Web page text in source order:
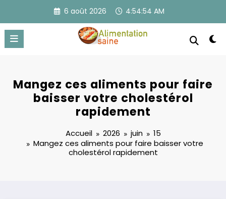
contenu
6 août 2026 4:54:55 AM
Mangez ces aliments pour faire
baisser votre cholestérol
rapidement
Accueil 2026 juin
15
Mangez ces aliments pour faire baisser votre
cholestérol rapidement